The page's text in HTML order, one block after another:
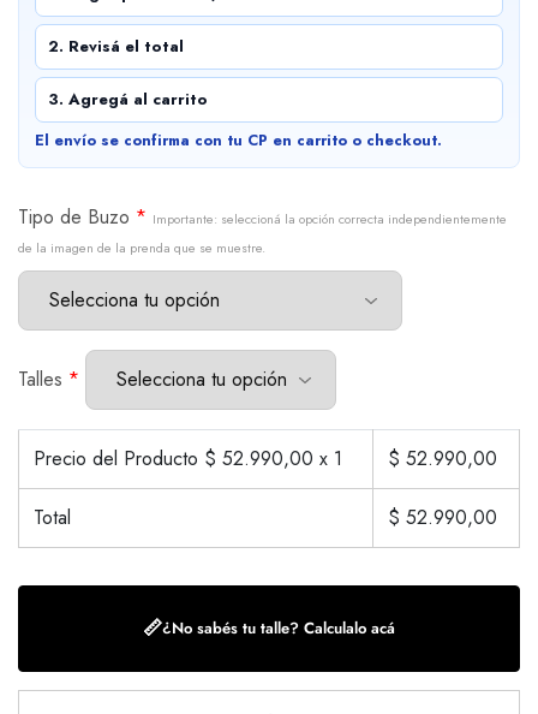
2. Revisá el total
3. Agregá al carrito
El envío se confirma con tu CP en carrito o checkout.
Tipo de Buzo * Importante: seleccioná la opción correcta independientemente
de la imagen de la prenda que se muestre.
Talles *
Precio del Producto $ 52.990,00 x 1 $ 52.990,00
Total $ 52.990,00
📏¿No sabés tu talle? Calculalo acá